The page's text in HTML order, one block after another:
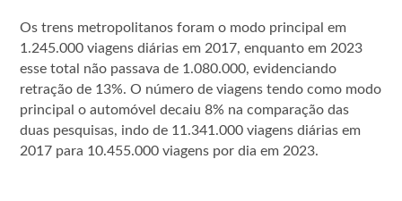
Os trens metropolitanos foram o modo principal em
1.245.000 viagens diárias em 2017, enquanto em 2023
esse total não passava de 1.080.000, evidenciando
retração de 13%. O número de viagens tendo como modo
principal o automóvel decaiu 8% na comparação das
duas pesquisas, indo de 11.341.000 viagens diárias em
2017 para 10.455.000 viagens por dia em 2023.